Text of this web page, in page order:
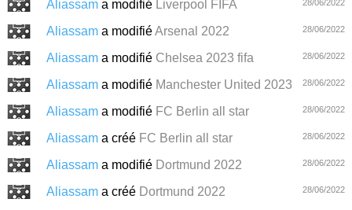
Aliassam a modifié Liverpool FIFA 28/06/2022
Aliassam a modifiéArsenal 2022 28/06/2022
Aliassam a modifié Chelsea 2023 fifa 28/06/2022
Aliassam a modifié Manchester United 2023 28/06/2022
Aliassam a modifié FC Berlin all star 28/06/2022
Aliassam a créé FC Berlin all star 28/06/2022
Aliassam a modifié Dortmund 2022 28/06/2022
Aliassam a créé Dortmund 2022 28/06/2022